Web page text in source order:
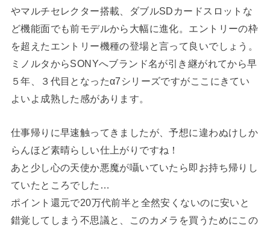
やマルチセレクター搭載、ダブルSDカードスロットな
ど機能面でも前モデルから大幅に進化。エントリーの枠
を超えたエントリー機種の登場と言って良いでしょう。
ミノルタからSONYへブランド名が引き継がれてから早
５年、３代目となったα7シリーズですがここにきてい
よいよ成熟した感があります。
仕事帰りに早速触ってきましたが、予想に違わぬけしか
らんほど素晴らしい仕上がりですね！
あと少し心の天使か悪魔が囁いていたら即お持ち帰りし
ていたところでした…
ポイント還元で20万代前半と全然安くないのに安いと
錯覚してしまう不思議と、このカメラを買うためにこの